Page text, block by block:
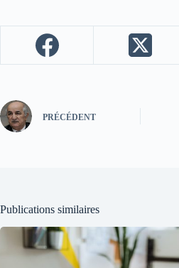
PRÉCÉDENT
Publications similaires